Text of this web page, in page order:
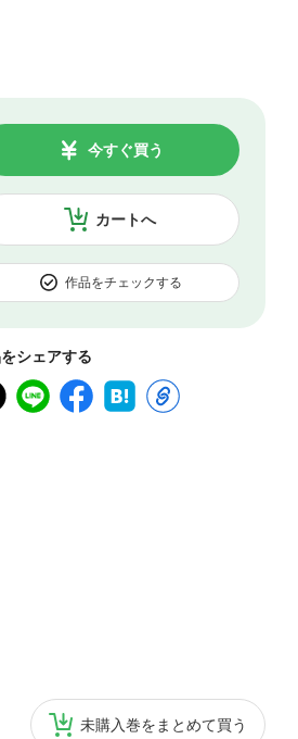
カートへ
今すぐ買う
作品をチェックする
シェアする
未購入巻をまとめて買う